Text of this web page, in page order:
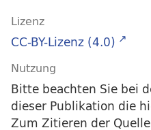
Lizenz
CC-BY-Lizenz (4.0)
Nutzung
Bitte beachten Sie bei
dieser Publikation die
Zum Zitieren der